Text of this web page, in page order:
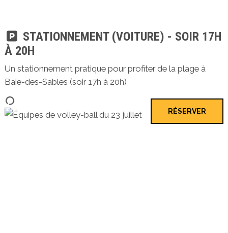
STATIONNEMENT (VOITURE) - SOIR 17H
À 20H
Un stationnement pratique pour profiter de la plage à
Baie-des-Sables (soir 17h à 20h)
RÉSERVER